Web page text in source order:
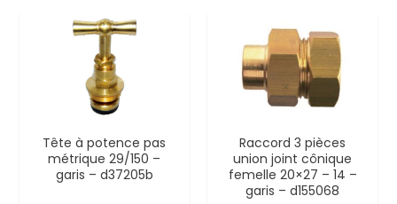
Tête à potence pas
métrique 29/150 –
garis – d37205b
Raccord 3 pièces
union joint cônique
femelle 20×27 – 14 –
garis – d155068